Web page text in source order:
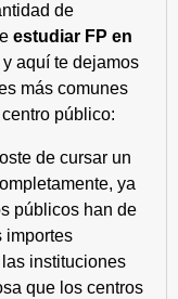
de
estudiar FP en
y aquí te dejamos
más comunes
público:
de cursar un
ya
públicos han de
importes
instituciones
que los centros